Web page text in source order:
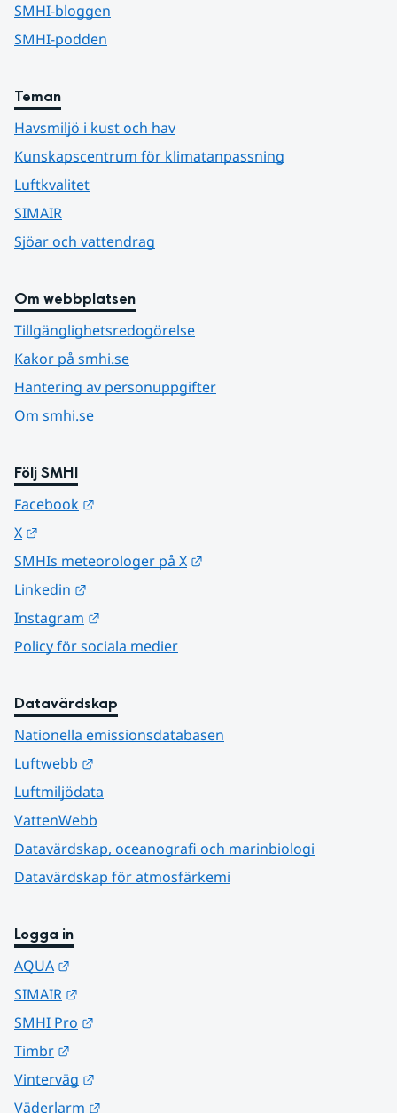
SMHI-bloggen
SMHI-podden
Teman
Havsmiljö i kust och hav
Kunskapscentrum för klimatanpassning
Luftkvalitet
SIMAIR
Sjöar och vattendrag
Om webbplatsen
Tillgänglighetsredogörelse
Kakor på smhi.se
Hantering av personuppgifter
Om smhi.se
Följ SMHI
Facebook
X
SMHIs meteorologer på X
Linkedin
Instagram
Policy för sociala medier
Datavärdskap
Nationella emissionsdatabasen
Luftwebb
Luftmiljödata
VattenWebb
Datavärdskap, oceanografi och marinbiologi
Datavärdskap för atmosfärkemi
Logga in
AQUA
SIMAIR
SMHI Pro
Timbr
Vinterväg
Väderlarm